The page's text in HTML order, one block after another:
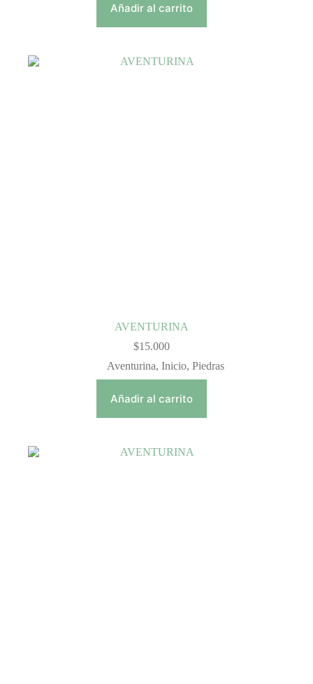
Añadir al carrito
AVENTURINA
$15.000
Aventurina,Inicio,Piedras
Añadir al carrito